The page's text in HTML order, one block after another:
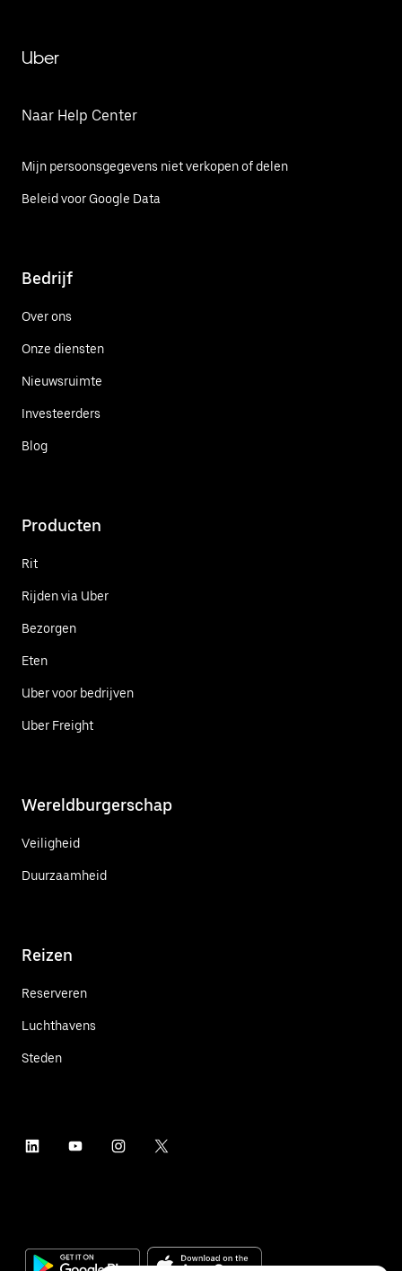
Uber
Naar Help Center
Mijn persoonsgegevens niet verkopen of delen
Beleid voor Google Data
Bedrijf
Over ons
Onze diensten
Nieuwsruimte
Investeerders
Blog
Producten
Rit
Rijden via Uber
Bezorgen
Eten
Uber voor bedrijven
Uber Freight
Wereldburgerschap
Veiligheid
Duurzaamheid
Reizen
Reserveren
Luchthavens
Steden